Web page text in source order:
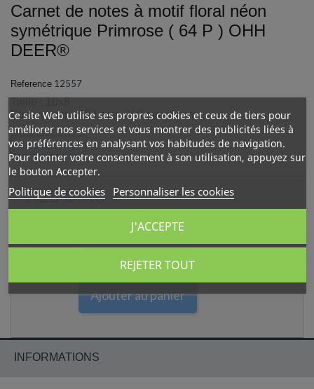
Carnet de notes à motif floral néon
symétrique Primrose ( 64 P ) OHH
DEER®
Reference 12557
Dimensions : 254 mm, 203 mm, 8 mm
Plus d'infos
7,25 € TTC

Ajouter au panier
INFORMATIONS
Ce site Web utilise ses propres cookies et ceux de tiers pour
améliorer nos services et vous montrer des publicités liées à
vos préférences en analysant vos habitudes de navigation.
Pour donner votre consentement à son utilisation, appuyez sur
le bouton Accepter.
Politique de cookies Personnaliser les cookies
REJETER TOUT
J'ACCEPTE